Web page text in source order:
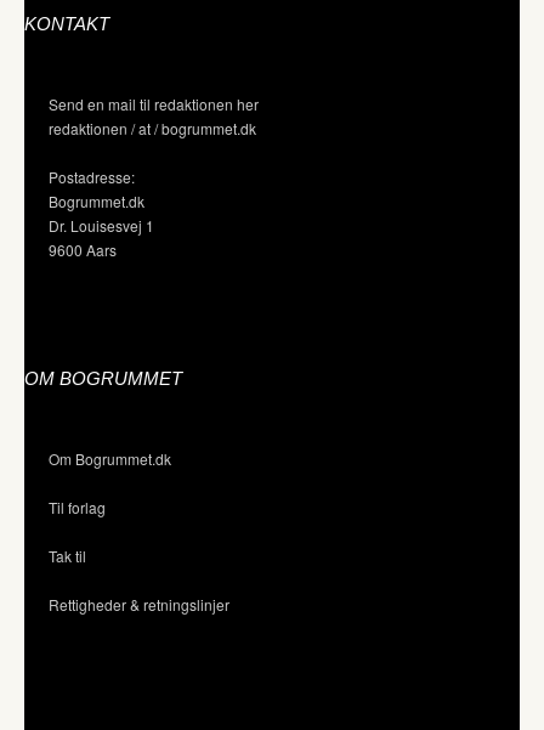
KONTAKT
Send en mail til redaktionen her
redaktionen / at / bogrummet.dk
Postadresse:
Bogrummet.dk
Dr. Louisesvej 1
9600 Aars
OM BOGRUMMET
Om Bogrummet.dk
Til forlag
Tak til
Rettigheder & retningslinjer